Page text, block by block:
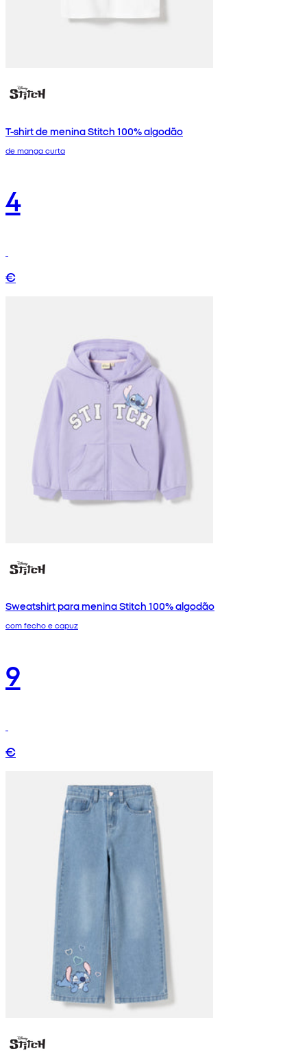
T-shirt de menina Stitch 100% algodão
de manga curta
4
€
Sweatshirt para menina Stitch 100% algodão
com fecho e capuz
9
€